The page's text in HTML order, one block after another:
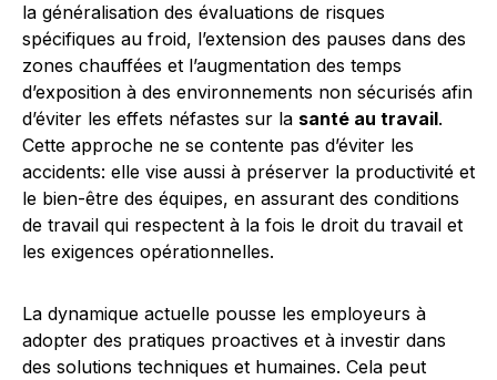
la généralisation des évaluations de risques
spécifiques au froid, l’extension des pauses dans des
zones chauffées et l’augmentation des temps
d’exposition à des environnements non sécurisés afin
d’éviter les effets néfastes sur la santé au travail.
Cette approche ne se contente pas d’éviter les
accidents: elle vise aussi à préserver la productivité et
le bien-être des équipes, en assurant des conditions
de travail qui respectent à la fois le droit du travail et
les exigences opérationnelles.
La dynamique actuelle pousse les employeurs à
adopter des pratiques proactives et à investir dans
des solutions techniques et humaines. Cela peut